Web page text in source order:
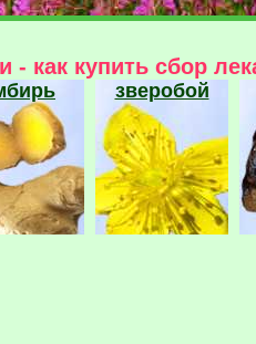
- как купить сбор
зверобой